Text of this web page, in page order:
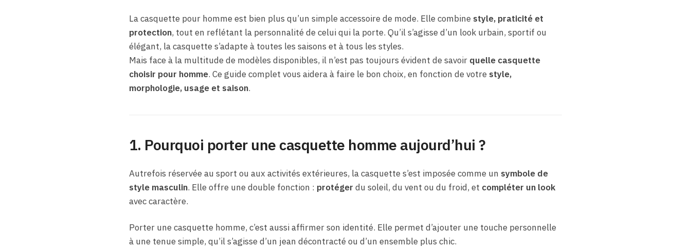
La casquette pour homme est bien plus qu’un simple accessoire de mode. Elle combine style, praticité et
protection, tout en reflétant la personnalité de celui qui la porte. Qu’il s’agisse d’un look urbain, sportif ou
élégant, la casquette s’adapte à toutes les saisons et à tous les styles.
Mais face à la multitude de modèles disponibles, il n’est pas toujours évident de savoir quelle casquette
choisir pour homme. Ce guide complet vous aidera à faire le bon choix, en fonction de votre style,
morphologie, usage et saison.
1. Pourquoi porter une casquette homme aujourd’hui ?
Autrefois réservée au sport ou aux activités extérieures, la casquette s’est imposée comme un symbole de
style masculin. Elle offre une double fonction : protéger du soleil, du vent ou du froid, et compléter un look
avec caractère.
Porter une casquette homme, c’est aussi affirmer son identité. Elle permet d’ajouter une touche personnelle
à une tenue simple, qu’il s’agisse d’un jean décontracté ou d’un ensemble plus chic.